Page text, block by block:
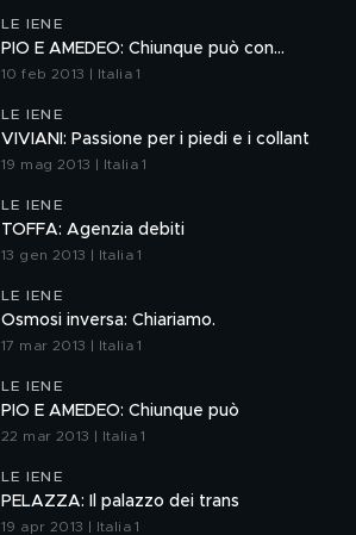
LE IENE
PIO E AMEDEO: Chiunque può con...
10 feb 2013 | Italia 1
LE IENE
VIVIANI: Passione per i piedi e i collant
19 mag 2013 | Italia 1
LE IENE
TOFFA: Agenzia debiti
13 gen 2013 | Italia 1
LE IENE
Osmosi inversa: Chiariamo.
17 mar 2013 | Italia 1
LE IENE
PIO E AMEDEO: Chiunque può
22 mar 2013 | Italia 1
LE IENE
PELAZZA: Il palazzo dei trans
19 apr 2013 | Italia 1